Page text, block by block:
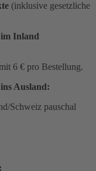
(inklusive gesetzliche
Inland
6 € pro Bestellung.
Ausland:
Schweiz pauschal